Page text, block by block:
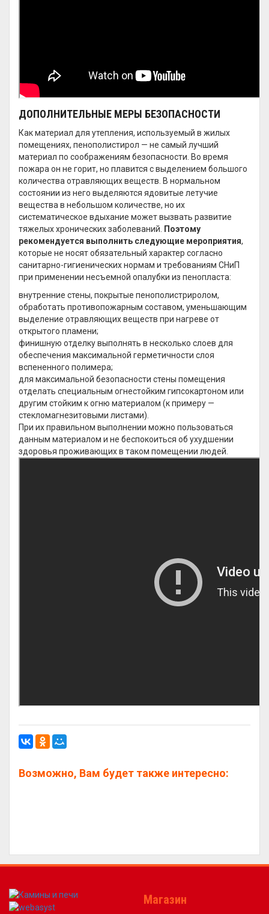
ДОПОЛНИТЕЛЬНЫЕ МЕРЫ БЕЗОПАСНОСТИ
Как материал для утепления, используемый в жилых
помещениях, пенополистирол — не самый лучший
материал по соображениям безопасности. Во время
пожара он не горит, но плавится с выделением большого
количества отравляющих веществ. В нормальном
состоянии из него выделяются ядовитые летучие
вещества в небольшом количестве, но их
систематическое вдыхание может вызвать развитие
тяжелых хронических заболеваний. Поэтому
рекомендуется выполнить следующие мероприятия,
которые не носят обязательный характер согласно
санитарно-гигиенических нормам и требованиям СНиП
при применении несъемной опалубки из пенопласта:
внутренние стены, покрытые пенополистриролом,
обработать противопожарным составом, уменьшающим
выделение отравляющих веществ при нагреве от
открытого пламени;
финишную отделку выполнять в несколько слоев для
обеспечения максимальной герметичности слоя
вспененного полимера;
для максимальной безопасности стены помещения
отделать специальным огнестойким гипсокартоном или
другим стойким к огню материалом (к примеру —
стекломагнезитовыми листами).
При их правильном выполнении можно пользоваться
данным материалом и не беспокоиться об ухудшении
здоровья проживающих в таком помещении людей.
Возможно, Вам будет также интересно:
Магазин